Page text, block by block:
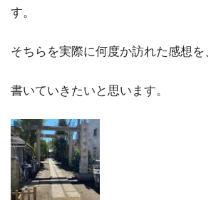
す。
そちらを実際に何度か訪れた感想を、
書いていきたいと思います。